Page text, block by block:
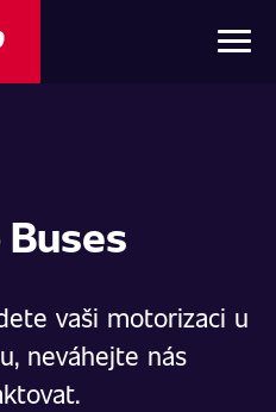
vaši motorizaci u
neváhejte nás